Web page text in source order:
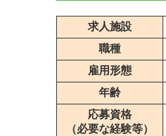
求人施設
職種
雇用形態
年齢
応募資格
（必要な経験等）